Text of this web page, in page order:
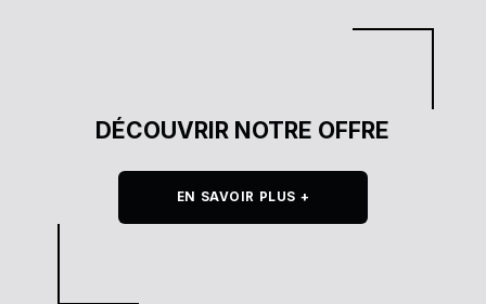
DÉCOUVRIR NOTRE OFFRE
EN SAVOIR PLUS +